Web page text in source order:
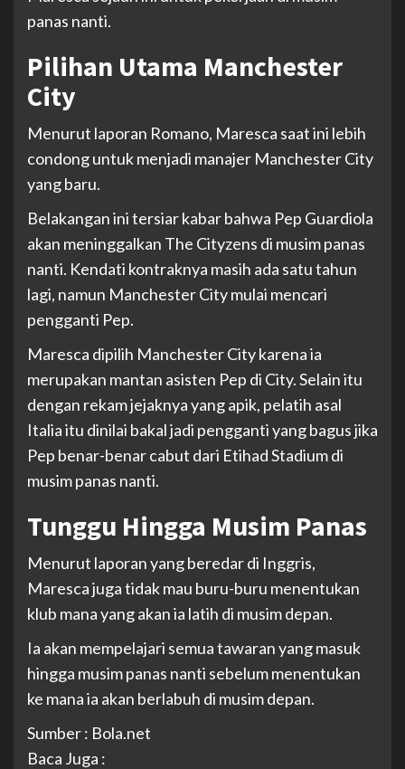
panas nanti.
Pilihan Utama Manchester
City
Menurut laporan Romano, Maresca saat ini lebih
condong untuk menjadi manajer Manchester City
yang baru.
Belakangan ini tersiar kabar bahwa Pep Guardiola
akan meninggalkan The Cityzens di musim panas
nanti. Kendati kontraknya masih ada satu tahun
lagi, namun Manchester City mulai mencari
pengganti Pep.
Maresca dipilih Manchester City karena ia
merupakan mantan asisten Pep di City. Selain itu
dengan rekam jejaknya yang apik, pelatih asal
Italia itu dinilai bakal jadi pengganti yang bagus jika
Pep benar-benar cabut dari Etihad Stadium di
musim panas nanti.
Tunggu Hingga Musim Panas
Menurut laporan yang beredar di Inggris,
Maresca juga tidak mau buru-buru menentukan
klub mana yang akan ia latih di musim depan.
Ia akan mempelajari semua tawaran yang masuk
hingga musim panas nanti sebelum menentukan
ke mana ia akan berlabuh di musim depan.
Sumber : Bola.net
Baca Juga :